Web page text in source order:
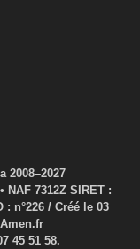
7312Z SIRET :
: n°226 / Créé le 03
45 51 58.